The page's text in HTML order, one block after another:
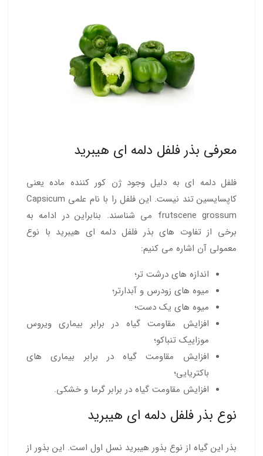
معرفی بذر فلفل دلمه ای هیبرید
فلفل دلمه ای به دلیل وجود ژن کور کننده ماده یعنی
کاپسایسین تند نیست. این فلفل را با نام علمی Capsicum
frutscene grossum می شناسند. بنابراین در ادامه به
برخی از تفاوت های بذر فلفل دلمه ای هیبرید با نوع
معمولی آن اشاره می کنیم:
اندازه های درشت تر؛
میوه های زودرس و آبدارتر؛
میوه های یک دست؛
افزایش مقاومت گیاه در برابر بیماری ویروس
موزاییک تنباکو؛
افزایش مقاومت گیاه در برابر بیماری های
باکتریایی؛
افزایش مقاومت گیاه در برابر گرما و خشکی.
نوع بذر فلفل دلمه ای هیبرید
بذر این گیاه از نوع بذور هیبرید نسل اول است. این بذور از